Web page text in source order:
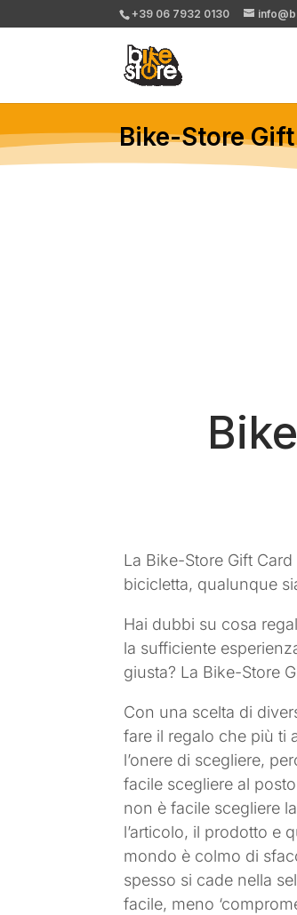
+39 06 7932 0130
Bike-Store Gift
La Bike-Store Gift
bicicletta, qualunque
Hai dubbi su cosa
la sufficiente
giusta? La Bike-Store
Con una scelta di
fare il regalo che più ti
l’onere di scegliere,
facile scegliere al
non è facile scegliere
l’articolo, il prodotto e
mondo è colmo di
spesso si cade nella
facile, meno